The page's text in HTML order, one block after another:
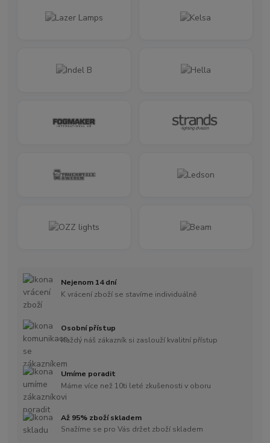
Nejenom 14 dní
K vrácení zboží se stavíme individuálně
Osobní přístup
Každý náš zákazník si zaslouží kvalitní přístup
Umíme poradit
Máme více než 10ti leté zkušenosti v oboru
Až 95% zboží skladem
Snažíme se pro Vás držet zboží skladem